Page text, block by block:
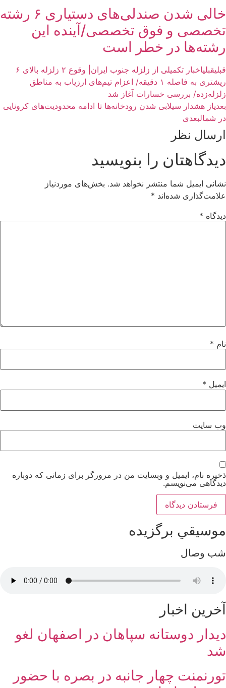
خالی شدن صندلی‌های دستیاری ۶ رشته
تخصصی و فوق تخصصی/آینده این
رشته‌ها در خطر است
قبلیقبلی
اخبار تکمیلی از زلزله‌ جنوب ایران| وقوع ۲ زلزله بالای ۶
ریشتری به فاصله ۱ دقیقه/ اعزام تیم‌های ارزیاب به مناطق
زلزله‌زده/ بررسی خسارات آغاز شد
بعدیاز هشدار سیلابی شدن رودخانه‌ها تا ادامه محدودیت‌های کرونایی
در شمالبعدی
ارسال نظر
دیدگاهتان را بنویسید
نشانی ایمیل شما منتشر نخواهد شد. بخش‌های موردنیاز
علامت‌گذاری شده‌اند *
دیدگاه *
نام *
ایمیل *
وب‌ سایت
ذخیره نام، ایمیل و وبسایت من در مرورگر برای زمانی که دوباره
دیدگاهی می‌نویسم.
موسيقي برگزيده
شب وصال
آخرین اخبار
دیدار دوستانه سپاهان در اصفهان لغو
شد
تورنمنت چهار جانبه در بصره با حضور